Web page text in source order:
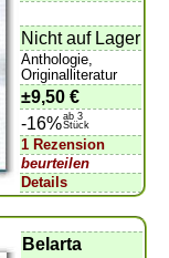
Nicht auf Lager
Anthologie,
Originalliteratur
±9,50 €
-16%ab 3
Stück
1 Rezension
beurteilen
Details
Belarta